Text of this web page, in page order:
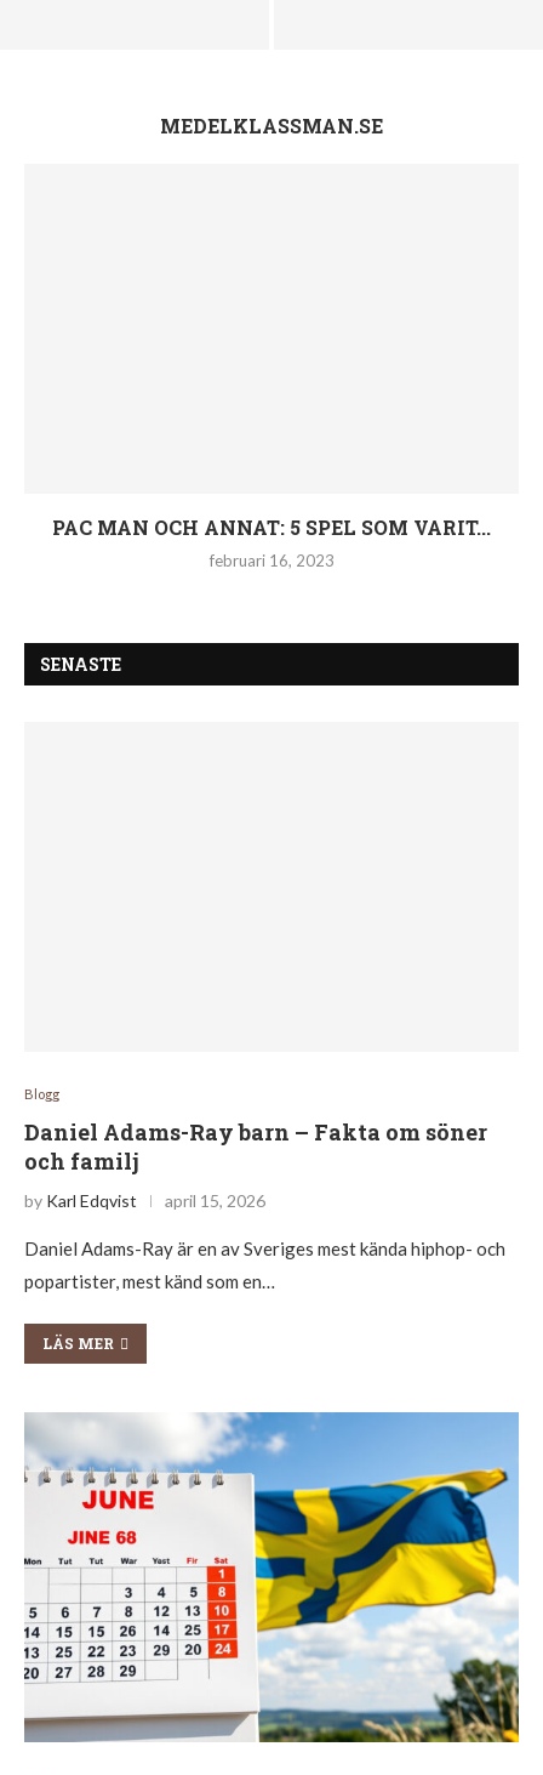
MEDELKLASSMAN.SE
PAC MAN OCH ANNAT: 5 SPEL SOM VARIT...
februari 16, 2023
SENASTE
Blogg
Daniel Adams-Ray barn – Fakta om söner
och familj
by Karl Edqvist april 15, 2026
Daniel Adams-Ray är en av Sveriges mest kända hiphop- och
popartister, mest känd som en…
LÄS MER